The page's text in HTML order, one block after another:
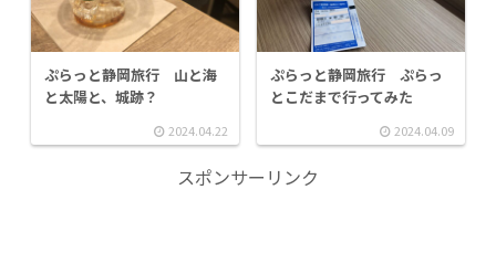
ぷらっと静岡旅行 山と海
と太陽と、城跡？
2024.04.22
ぷらっと静岡旅行 ぷらっ
とこだまで行ってみた
2024.04.09
スポンサーリンク